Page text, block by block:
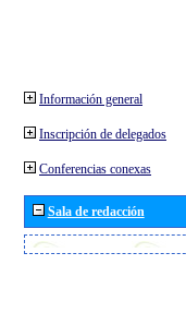
Información general
Inscripción de delegados
Conferencias conexas
Sala de redacción